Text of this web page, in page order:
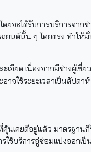
จะได้รับการบริการจา
นต์นั้น ๆ โดยตรง ทำให้มั่
เอียด เนื่องจากมีช่างผู้เ
จใช้ระยะเวลาเป็นสัปด
นเคยดีอยู่แล้ว มาตรฐา
ใช้บริการอู่ซ่อมแบ่งออกเ